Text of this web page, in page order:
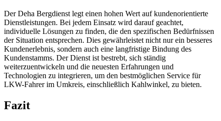
Der Deha Bergdienst legt einen hohen Wert auf kundenorientierte
Dienstleistungen. Bei jedem Einsatz wird darauf geachtet,
individuelle Lösungen zu finden, die den spezifischen Bedürfnissen
der Situation entsprechen. Dies gewährleistet nicht nur ein besseres
Kundenerlebnis, sondern auch eine langfristige Bindung des
Kundenstamms. Der Dienst ist bestrebt, sich ständig
weiterzuentwickeln und die neuesten Erfahrungen und
Technologien zu integrieren, um den bestmöglichen Service für
LKW-Fahrer im Umkreis, einschließlich Kahlwinkel, zu bieten.
Fazit